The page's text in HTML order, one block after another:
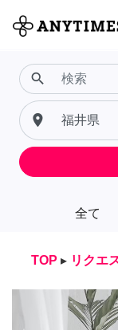
全て
search
place
TOP ▸ リクエ